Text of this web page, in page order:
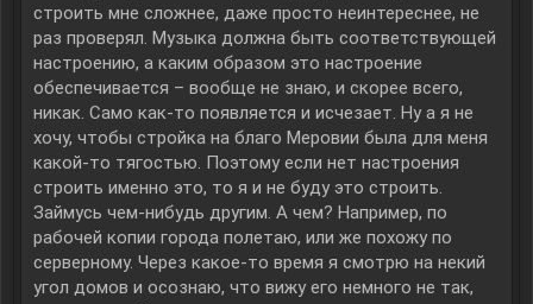
строить мне сложнее, даже просто неинтереснее, не
раз проверял. Музыка должна быть соответствующей
настроению, а каким образом это настроение
обеспечивается – вообще не знаю, и скорее всего,
никак. Само как-то появляется и исчезает. Ну а я не
хочу, чтобы стройка на благо Меровии была для меня
какой-то тягостью. Поэтому если нет настроения
строить именно это, то я и не буду это строить.
Займусь чем-нибудь другим. А чем? Например, по
рабочей копии города полетаю, или же похожу по
серверному. Через какое-то время я смотрю на некий
угол домов и осознаю, что вижу его немного не так,